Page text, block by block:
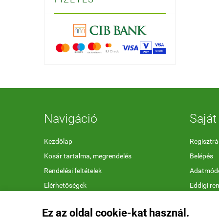
Ez az oldal cookie-kat használ.
Navigáció
Kezdőlap
Kosár tartalma, megrendelés
Rendelési feltételek
Elérhetőségek
Ajándékutalvány feltételek
Belépés
Eddigi